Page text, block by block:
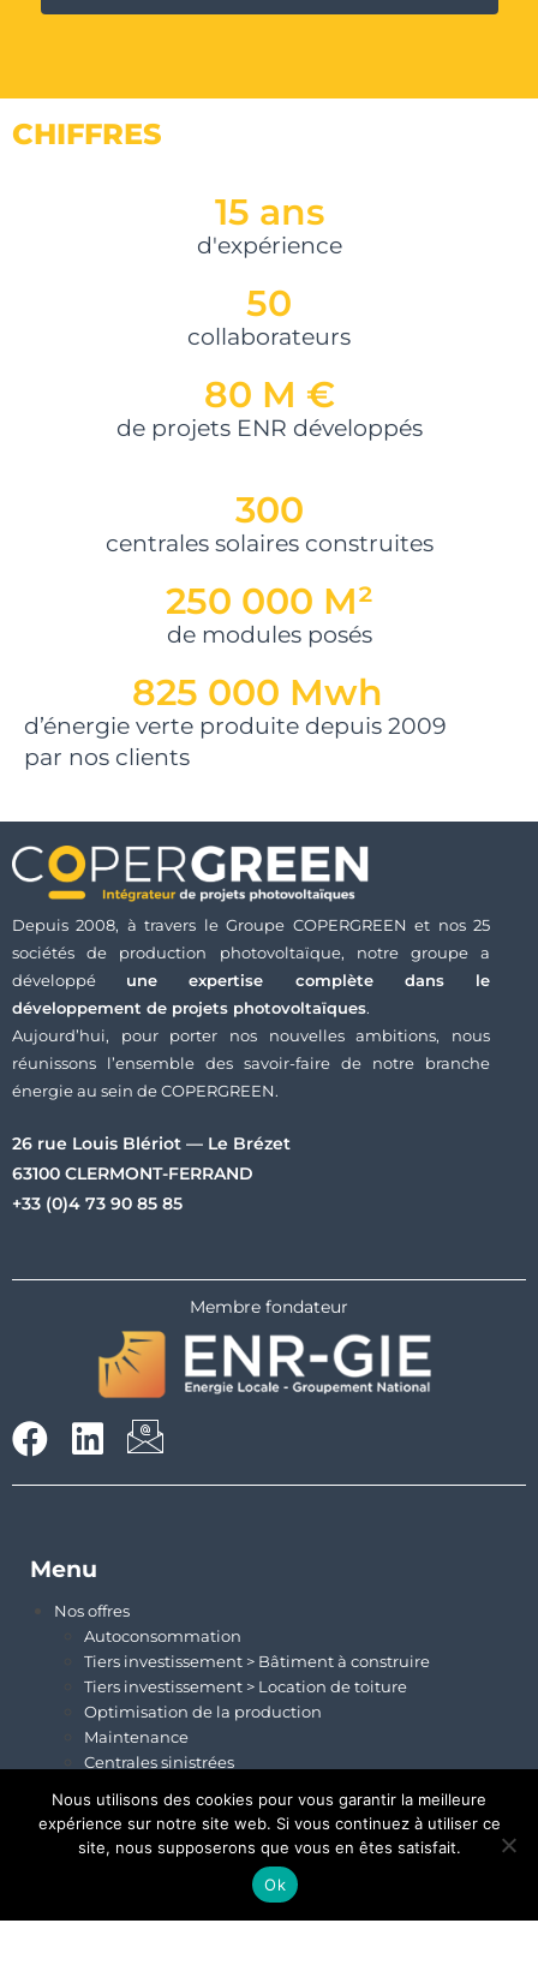
CHIFFRES
d'expérience
15 ans
collaborateurs
50
de projets ENR développés
80 M €
centrales solaires construites
300
de modules posés
250 000 M²
d’énergie verte produite depuis 2009
par nos clients
825 000 Mwh
Depuis 2008, à travers le Groupe COPERGREEN et nos 25
sociétés de production photovoltaïque, notre groupe a
développé une expertise complète dans le
développement de projets photovoltaïques.
Aujourd’hui, pour porter nos nouvelles ambitions, nous
réunissons l’ensemble des savoir-faire de notre branche
énergie au sein de COPERGREEN.
26 rue Louis Blériot — Le Brézet
63100 CLERMONT-FERRAND
+33 (0)4 73 90 85 85
Membre fondateur
Menu
Nos offres
Autoconsommation
Tiers investissement > Bâtiment à construire
Tiers investissement > Location de toiture
Optimisation de la production
Maintenance
Centrales sinistrées
Histoire
Nos savoir-faire
Actualités
Nous utilisons des cookies pour vous garantir la meilleure
expérience sur notre site web. Si vous continuez à utiliser ce
site, nous supposerons que vous en êtes satisfait.
Ok